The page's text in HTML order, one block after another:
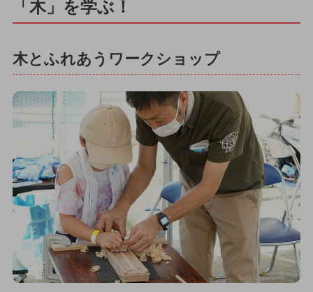
「木」を学ぶ！
木とふれあうワークショップ